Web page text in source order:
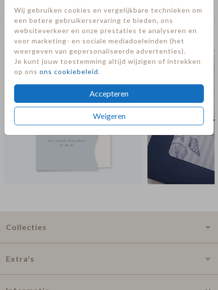
Wij gebruiken cookies en vergelijkbare technieken om
een betere gebruikerservaring te bieden, ons
websiteverkeer en onze prestaties te analyseren en
voor marketing- en sociale mediadoeleinden (het
weergeven van gepersonaliseerde advertenties).
Je kunt jouw toestemming altijd wijzigen of intrekken
op ons ons cookiebeleid.
Accepteren
Weigeren
Deze kaarten vind je misschien ook leuk
Trouwkaart
Collecties
Extra's